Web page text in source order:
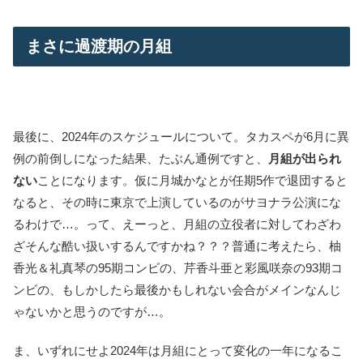
まさに過渡期の月組
最後に、2024年のスケジュールについて。タカスペが6月に異
例の前倒しになった結果、たぶん通例ですと、
月組が出られ
ないことになります。仮に月城かなとが任期5作で退団すると
なると、その時に東京で上演しているのがサヨナラ公演にな
るわけで…。って、えーっと、月組の立役者に対してわざわ
ざそんな酷い扱いするんですかね？？？普通に考えたら、柚
香光＆礼真琴の95期コンビの、芹香斗亜と彩風咲奈の93期コ
ンビの、もしかしたら最後かもしれない会合がメインなんじ
ゃないかと思うのですが…。
ま、いずれにせよ2024年は月組にとって変化の一年になるこ